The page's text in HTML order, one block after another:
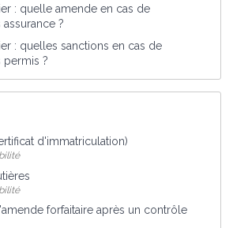
: quelle amende en cas de
?
: quelles sanctions en cas de
permis ?
d'immatriculation)
forfaitaire après un contrôle